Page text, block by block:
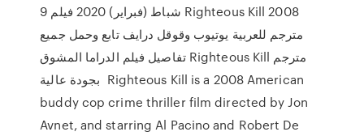
9 شباط (فبراير) 2020 فيلم Righteous Kill 2008
مترجم للعربية يوتيوب وقوقل درايف تابع وحمل جميع
تفاصيل فيلم الدراما المشوق Righteous Kill مترجم
بجودة عالية Righteous Kill is a 2008 American
buddy cop crime thriller film directed by Jon
Avnet, and starring Al Pacino and Robert De